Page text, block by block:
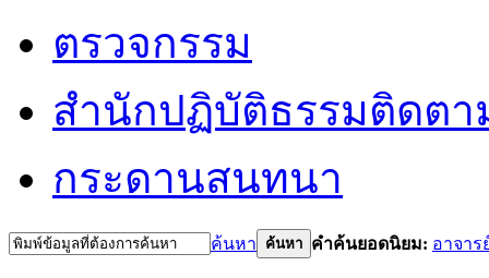
ตรวจกรรม
สำนักปฏิบัติธรรมติดต
กระดานสนทนา
ค้นหา ค้นหา คำค้นยอดนิยม: อาจาร